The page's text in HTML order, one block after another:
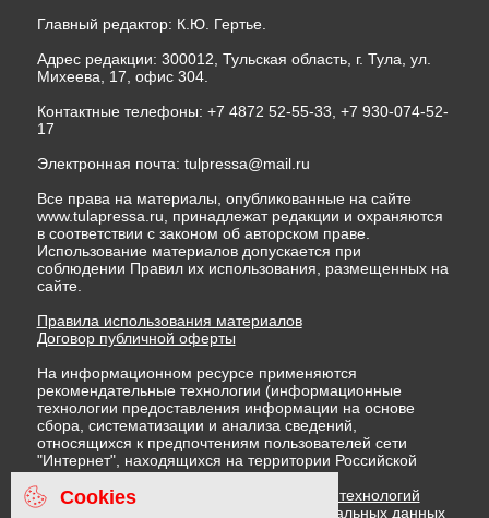
Главный редактор: К.Ю. Гертье.
Адрес редакции: 300012, Тульская область, г. Тула, ул.
Михеева, 17, офис 304.
Контактные телефоны: +7 4872 52-55-33, +7 930-074-52-
17
Электронная почта: tulpressa@mail.ru
Все права на материалы, опубликованные на сайте
www.tulapressa.ru, принадлежат редакции и охраняются
в соответствии с законом об авторском праве.
Использование материалов допускается при
соблюдении Правил их использования, размещенных на
сайте.
Правила использования материалов
Договор публичной оферты
На информационном ресурсе применяются
рекомендательные технологии (информационные
технологии предоставления информации на основе
сбора, систематизации и анализа сведений,
относящихся к предпочтениям пользователей сети
"Интернет", находящихся на территории Российской
Федерации)
Правила применения рекомендательных технологий
Политика в отношении обработки персональных данных
Cookies